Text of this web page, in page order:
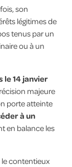
son
légitimes de
tenus par un
ou à un
14 janvier
majeure
porte atteinte
à un
en balance les
contentieux